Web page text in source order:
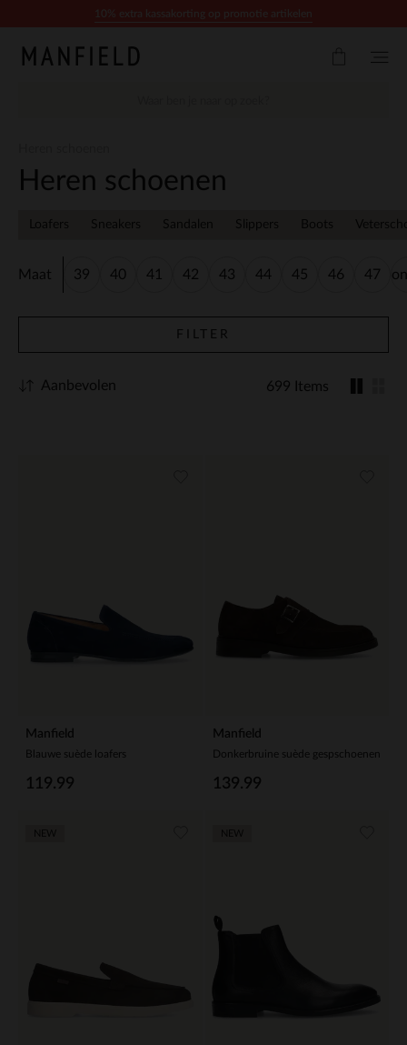
Heren schoenen
Loafers Sneakers Sandalen Slippers Boots
Maat 39 40 41 42 43 44 45 46 47
FILTER
699 Items
Aanbevolen
Manfield
Blauwe suède loafers
119.99
Manfield
Donkerbruine suède gespschoenen
139.99